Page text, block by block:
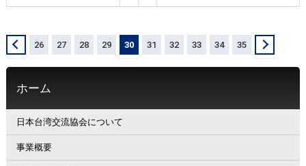
26 27 28 29 30 31 32 33 34 35
ホーム
日本台湾交流協会について
事業概要